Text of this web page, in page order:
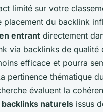
limité sur votre
placement du backlink
entrant directement
via backlinks de
efficace et pourra
pertinence thématique
évaluent la
backlinks naturels issus